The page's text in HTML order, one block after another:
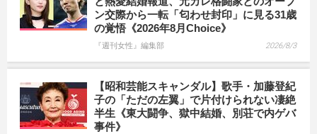
ン交際から一転「匂わせ封印」に見る31歳
の覚悟《2026年8月Choice》
『週刊女性』編集部 2026/8/3
【昭和芸能スキャンダル】歌手・加藤登紀
子の「ただの左翼」で片付けられない凄絶
半生《東大闘争、獄中結婚、別荘で内ゲバ
事件》